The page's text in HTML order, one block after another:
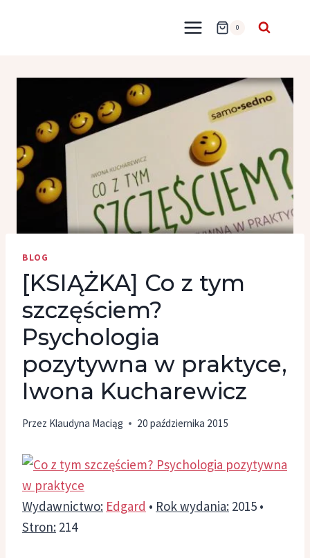
0
BLOG
[KSIĄŻKA] Co z tym
szczęściem?
Psychologia
pozytywna w praktyce,
Iwona Kucharewicz
Przez Klaudyna Maciąg 20 października 2015
Wydawnictwo: Edgard • Rok wydania: 2015 •
Stron: 214